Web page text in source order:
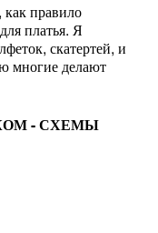
как правило
платья. Я
скатертей, и
многие делают
- СХЕМЫ